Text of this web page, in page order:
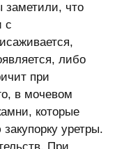
заметили, что
с
либо
при
в мочевом
которые
уретры.